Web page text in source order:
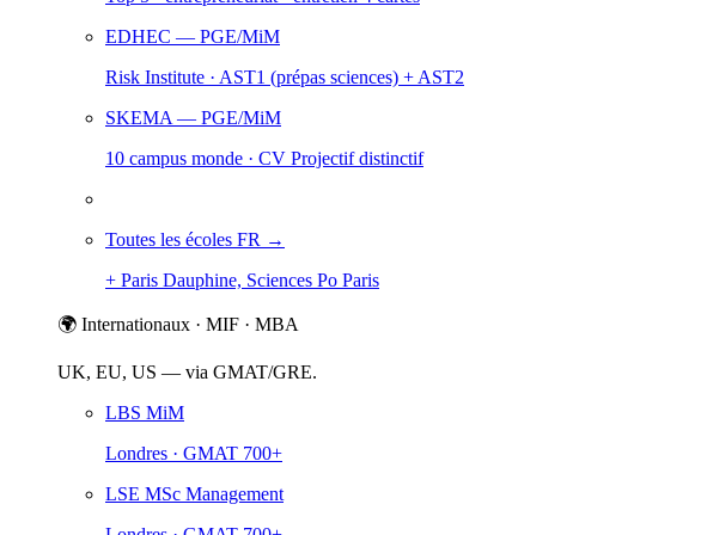
EDHEC — PGE/MiM
Risk Institute · AST1 (prépas sciences) + AST2
SKEMA — PGE/MiM
10 campus monde · CV Projectif distinctif
Toutes les écoles FR →
+ Paris Dauphine, Sciences Po Paris
🌍 Internationaux · MIF · MBA
UK, EU, US — via GMAT/GRE.
LBS MiM
Londres · GMAT 700+
LSE MSc Management